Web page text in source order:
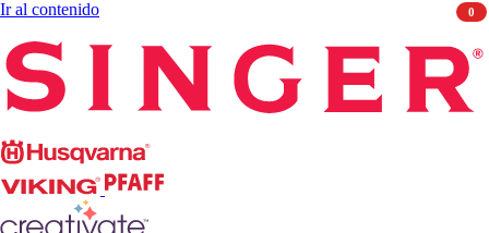
Ir al contenido
Husqvarna
Viking
PFAFF CREATIVATE
0